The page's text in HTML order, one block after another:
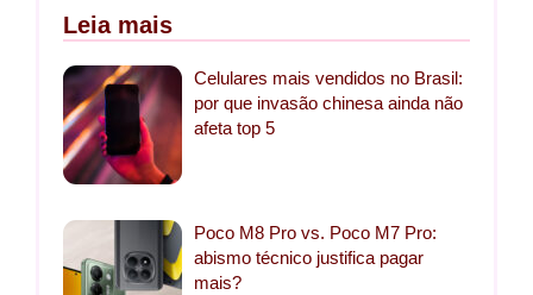
Leia mais
Celulares mais vendidos no Brasil:
por que invasão chinesa ainda não
afeta top 5
Poco M8 Pro vs. Poco M7 Pro:
abismo técnico justifica pagar
mais?